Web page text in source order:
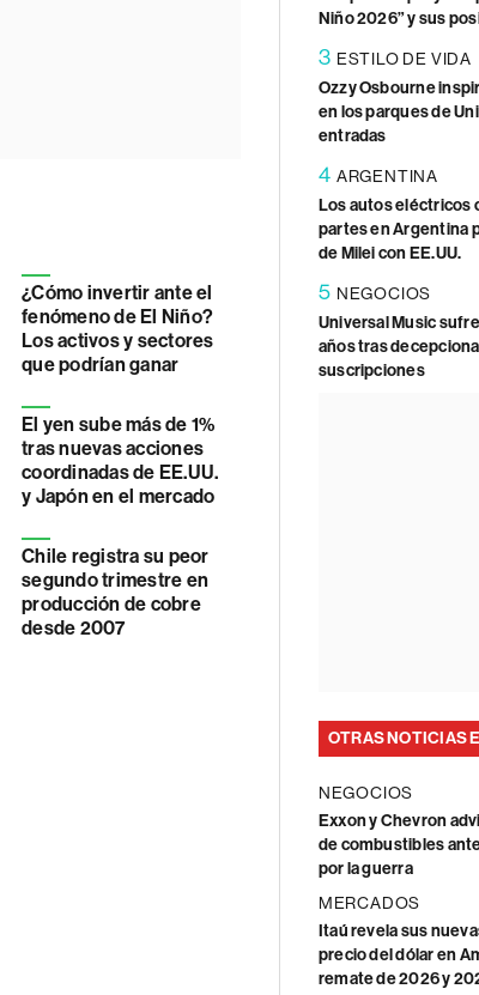
¿Cómo invertir ante el
fenómeno de El Niño?
Los activos y sectores
que podrían ganar
El yen sube más de 1%
tras nuevas acciones
coordinadas de EE.UU.
y Japón en el mercado
Chile registra su peor
segundo trimestre en
producción de cobre
desde 2007
Niño 2026” y sus
3 ESTILO DE VIDA
Ozzy Osbourne
en los parques de
entradas
4 ARGENTINA
Los autos eléctricos
partes en Argentina
de Milei con EE.UU.
5 NEGOCIOS
Universal Music
años tras
suscripciones
OTRAS NOTICIAS
NEGOCIOS
Exxon y Chevron
de combustibles
por la guerra
MERCADOS
Itaú revela sus
precio del dólar en
remate de 2026 y